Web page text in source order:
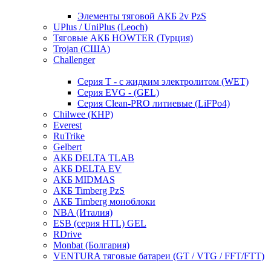
Элементы тяговой АКБ 2v PzS
UPlus / UniPlus (Leoch)
Тяговые АКБ HOWTER (Турция)
Trojan (США)
Challenger
Серия T - с жидким электролитом (WET)
Серия EVG - (GEL)
Серия Clean-PRO литиевые (LiFPo4)
Chilwee (КНР)
Everest
RuTrike
Gelbert
АКБ DELTA TLAB
АКБ DELTA EV
АКБ MIDMAS
АКБ Timberg PzS
АКБ Timberg моноблоки
NBA (Италия)
ESB (серия HTL) GEL
RDrive
Monbat (Болгария)
VENTURA тяговые батареи (GT / VTG / FFT/FTT)